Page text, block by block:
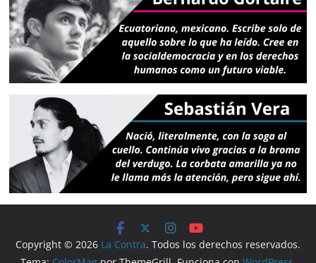
Copyright © 2026 La Contra. Todos los derechos reservados.